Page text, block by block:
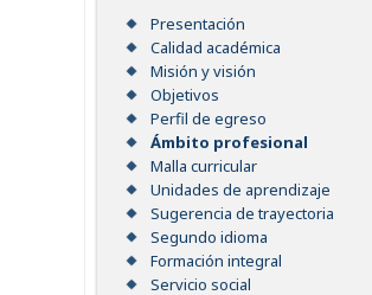
Presentación
Calidad académica
Misión y visión
Objetivos
Perfil de egreso
Ámbito profesional
Malla curricular
Unidades de aprendizaje
Sugerencia de trayectoria
Segundo idioma
Formación integral
Servicio social